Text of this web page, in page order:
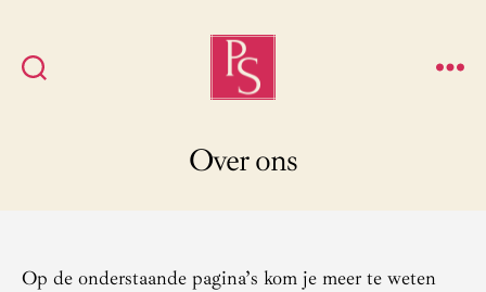
Over ons
Op de onderstaande pagina’s kom je meer te weten